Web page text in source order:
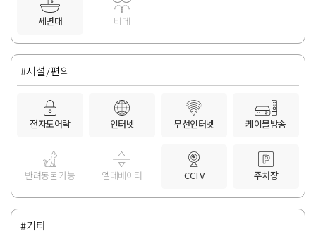
세면대 비데
#시설/편의
전자도어락 인터넷 무선인터넷 케이블방송
반려동물 가능 엘레베이터 CCTV 주차장
#기타